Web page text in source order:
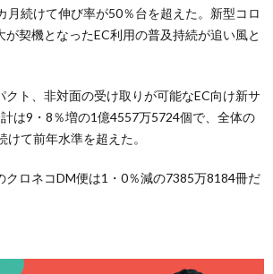
月続けて伸び率が50％台を超えた。新型コロ
契機となったEC利用の普及持続が追い風と
クト、非対面の受け取りが可能なEC向け新サ
は9・8％増の1億4557万5724個で、全体の
て前年水準を超えた。
クロネコDM便は1・0％減の7385万8184冊だ